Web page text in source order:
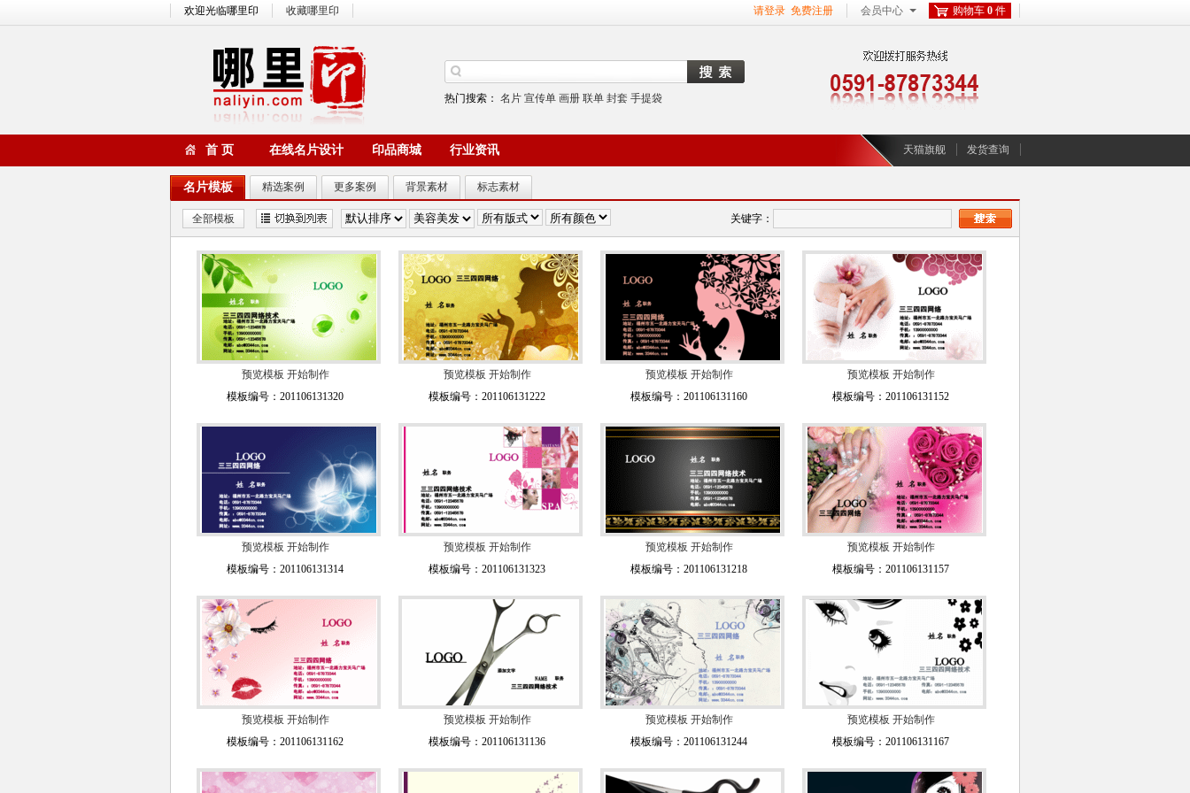
欢迎光临哪里印 收藏哪里印 请登录 免费注册 会员中心 购物车 0 件
热门搜索： 名片 宣传单 画册 联单 封套 手提袋
天猫旗舰 发货查询
首 页 在线名片设计 印品商城 行业资讯
名片模板 精选案例 更多案例 背景素材 标志素材
全部模板 关键字：
预览模板 开始制作
模板编号：201106131320
预览模板 开始制作
模板编号：201106131222
预览模板 开始制作
模板编号：201106131160
预览模板 开始制作
模板编号：201106131152
预览模板 开始制作
模板编号：201106131314
预览模板 开始制作
模板编号：201106131323
预览模板 开始制作
模板编号：201106131218
预览模板 开始制作
模板编号：201106131157
预览模板 开始制作
模板编号：201106131162
预览模板 开始制作
模板编号：201106131136
预览模板 开始制作
模板编号：201106131244
预览模板 开始制作
模板编号：201106131167